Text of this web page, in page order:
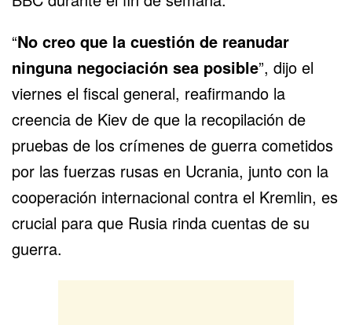
“No creo que la cuestión de reanudar
ninguna negociación sea posible”, dijo el
viernes el fiscal general, reafirmando la
creencia de Kiev de que la recopilación de
pruebas de los crímenes de guerra cometidos
por las fuerzas rusas en Ucrania, junto con la
cooperación internacional contra el Kremlin, es
crucial para que Rusia rinda cuentas de su
guerra.